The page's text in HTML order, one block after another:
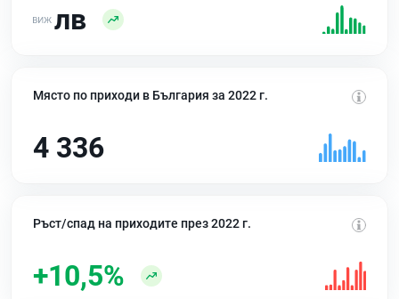
лв
Място по приходи в България за 2022 г.
4 336
Ръст/спад на приходите през 2022 г.
+10,5%